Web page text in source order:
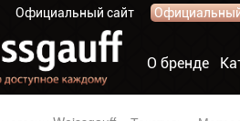
Официальный сайт
О бренде